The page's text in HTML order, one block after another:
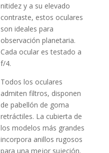
nitidez y a su elevado
contraste, estos oculares
son ideales para
observación planetaria.
Cada ocular es testado a
f/4.
Todos los oculares
admiten filtros, disponen
de pabellón de goma
retráctiles. La cubierta de
los modelos más grandes
incorpora anillos rugosos
para una mejor sujeción.